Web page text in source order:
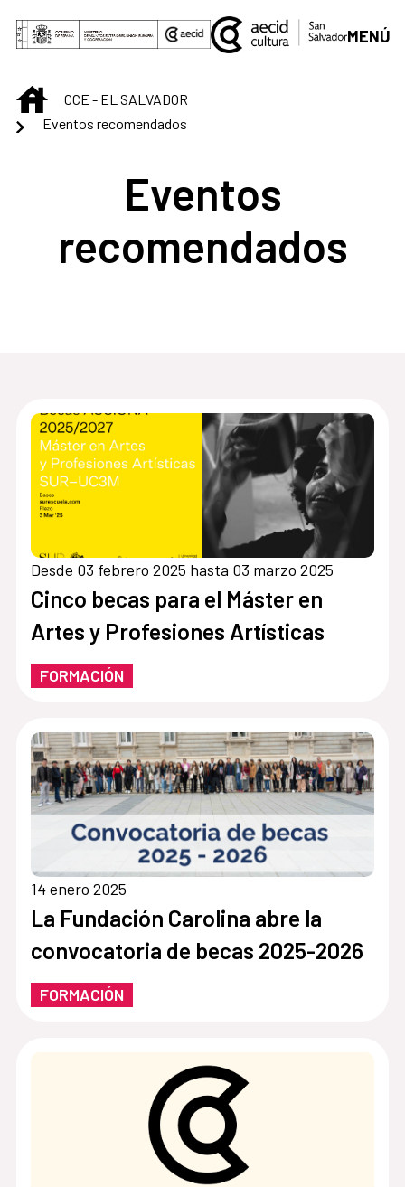
Saltar al contenido principal
MENÚ
INICIOCCE - EL SALVADOR
Eventos recomendados
Eventos
recomendados
Desde 03 febrero 2025 hasta 03 marzo 2025
Cinco becas para el Máster en
Artes y Profesiones Artísticas
FORMACIÓN
14 enero 2025
La Fundación Carolina abre la
convocatoria de becas 2025-2026
FORMACIÓN